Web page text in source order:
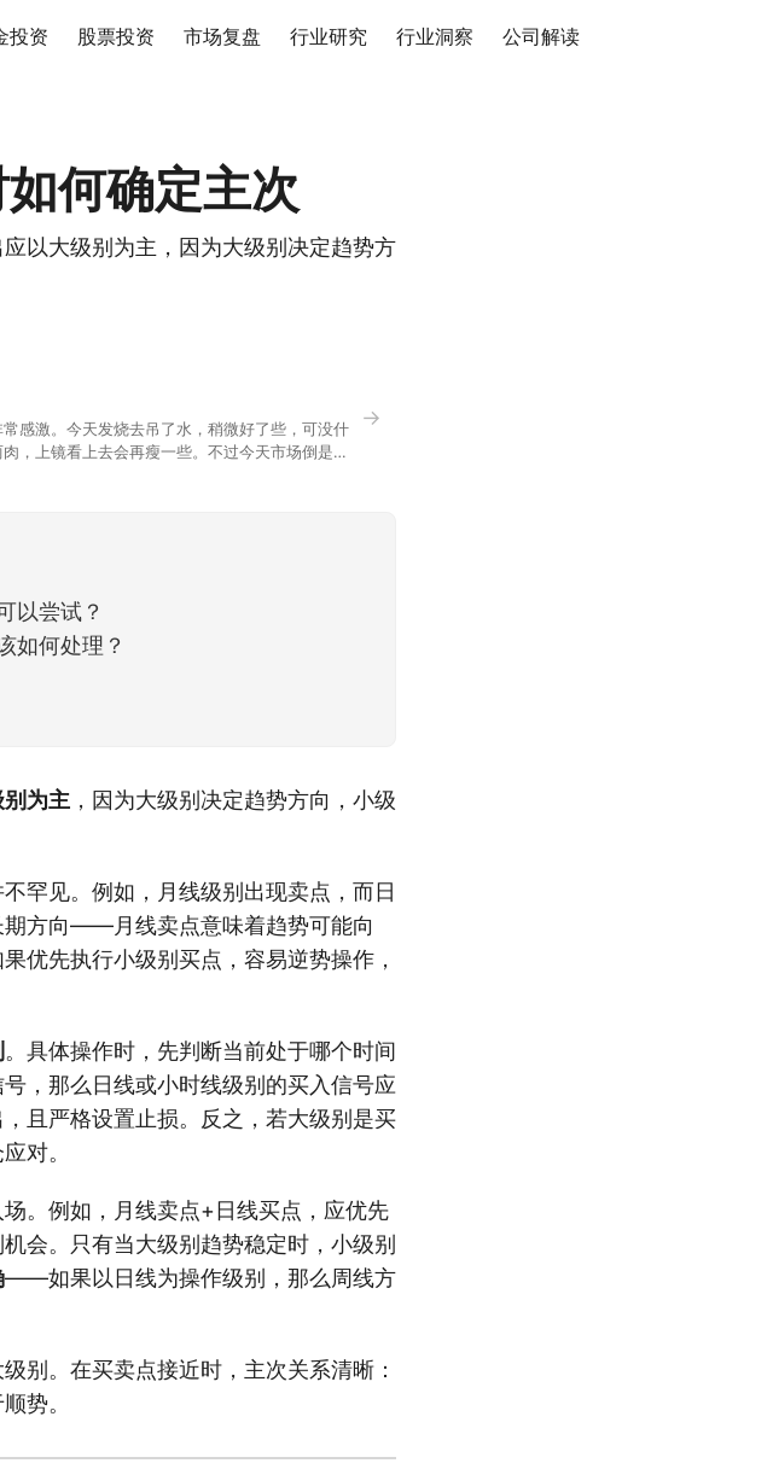
投资 股票投资 市场复盘 行业研究 行业洞察 公司解读
何确定主次
以大级别为主，因为大级别决定趋势方
感激。今天发烧去吊了水，稍微好了些，可没什
，上镜看上去会再瘦一些。不过今天市场倒是蛮
→
以尝试？
如何处理？
为主 ，因为大级别决定趋势方向，小级
罕见。例如，月线级别出现卖点，而日
期方向——月线卖点意味着趋势可能向
优先执行小级别买点，容易逆势操作，
。具体操作时，先判断当前处于哪个时间
，那么日线或小时线级别的买入信号应
且严格设置止损。反之，若大级别是买
对。
。例如，月线卖点+日线买点，应优先
会。只有当大级别趋势稳定时，小级别
——如果以日线为操作级别，那么周线方
别。在买卖点接近时，主次关系清晰：
势。